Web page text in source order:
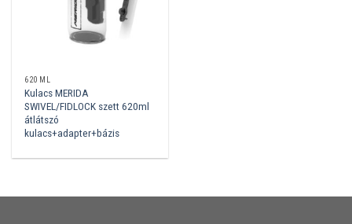
620 ML
Kulacs MERIDA
SWIVEL/FIDLOCK szett 620ml
átlátszó
kulacs+adapter+bázis